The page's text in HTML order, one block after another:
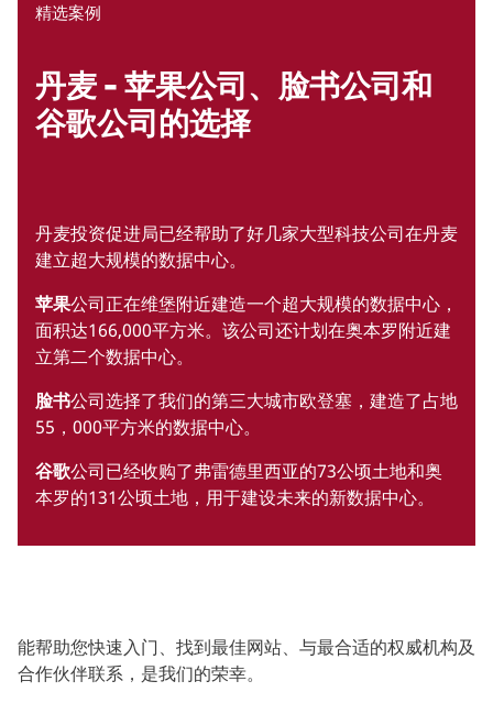
精选案例
丹麦 - 苹果公司、脸书公司和
谷歌公司的选择
丹麦投资促进局已经帮助了好几家大型科技公司在丹麦
建立超大规模的数据中心。
苹果公司正在维堡附近建造一个超大规模的数据中心，
面积达166,000平方米。该公司还计划在奥本罗附近建
立第二个数据中心。
脸书公司选择了我们的第三大城市欧登塞，建造了占地
55，000平方米的数据中心。
谷歌公司已经收购了弗雷德里西亚的73公顷土地和奥
本罗的131公顷土地，用于建设未来的新数据中心。
能帮助您快速入门、找到最佳网站、与最合适的权威机构及
合作伙伴联系，是我们的荣幸。